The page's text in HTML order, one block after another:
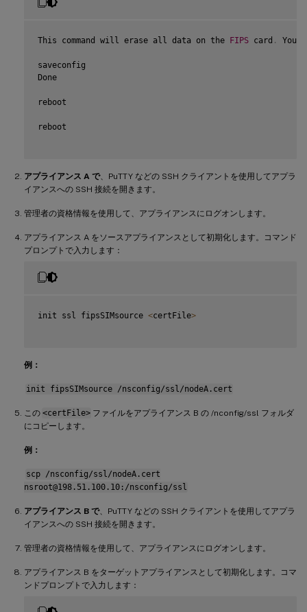
This command will erase all data on the FIPS card . You
saveconfig
Done
reboot
reboot
アプライアンス A で、PuTTY などの SSH クライアントを使用してアプラ
イアンスへの SSH 接続を開きます。
管理者の資格情報を使用して、アプライアンスにログオンします。
アプライアンス A をソースアプライアンスとして初期化します。コマンド
プロンプトで入力します：
init ssl fipsSIMsource <certFile>
例：
init fipsSIMsource /nsconfig/ssl/nodeA.cert
この <certFile> ファイルをアプライアンス B の /nconfig/ssl フォルダ
にコピーします。
例：
scp /nsconfig/ssl/nodeA.cert
nsroot@198.51.100.10:/nsconfig/ssl
アプライアンス B で、PuTTY などの SSH クライアントを使用してアプラ
イアンスへの SSH 接続を開きます。
管理者の資格情報を使用して、アプライアンスにログオンします。
アプライアンス B をターゲットアプライアンスとして初期化します。コマ
ンドプロンプトで入力します：